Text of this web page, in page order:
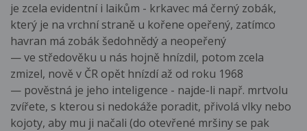
je zcela evidentní i laikům - krkavec má černý zobák,
který je na vrchní straně u kořene opeřený, zatímco
havran má zobák šedohnědý a neopeřený
— ve středověku u nás hojně hnízdil, potom zcela
zmizel, nově v ČR opět hnízdí až od roku 1968
— pověstná je jeho inteligence - najde-li např. mrtvolu
zvířete, s kterou si nedokáže poradit, přivolá vlky nebo
kojoty, aby mu ji načali (do otevřené mršiny se pak